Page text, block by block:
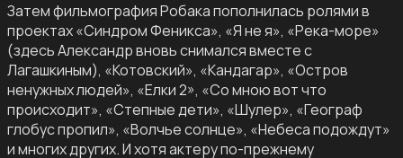
Затем фильмография Робака пополнилась ролями в
проектах «Синдром Феникса», «Я не я», «Река-море»
(здесь Александр вновь снимался вместе с
Лагашкиным), «Котовский», «Кандагар», «Остров
ненужных людей», «Елки 2», «Со мною вот что
происходит», «Степные дети», «Шулер», «Географ
глобус пропил», «Волчье солнце», «Небеса подождут»
и многих других. И хотя актеру по-прежнему